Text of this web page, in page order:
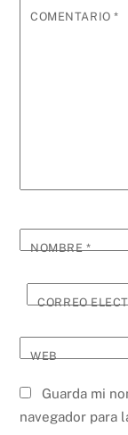
COMENTARIO*
NOMBRE*
CORREO
WEB
Guarda mi
navegador para